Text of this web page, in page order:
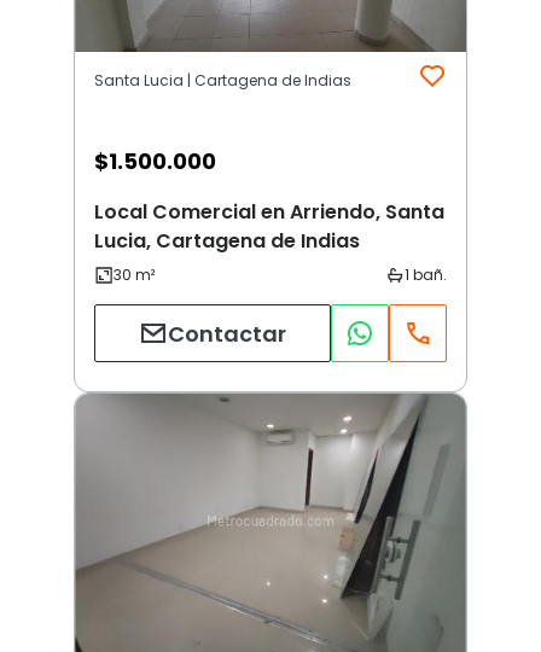
Santa Lucia | Cartagena de Indias
$1.500.000
Local Comercial en Arriendo, Santa
Lucia, Cartagena de Indias
Contactar